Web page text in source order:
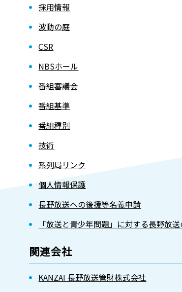
採用情報
波動の庭
CSR
NBSホール
番組審議会
番組基準
番組種別
技術
系列局リンク
個人情報保護
長野放送への後援等名義申請
「放送と青少年問題」に対する長野放
関連会社
KANZAI 長野放送管財株式会社